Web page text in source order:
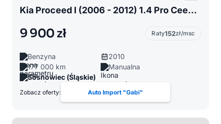
Kia Proceed I (2006 - 2012) 1.4 Pro Ceed Coupe 2010
9 900 zł Raty152zł/msc
Benzyna
2010
177 000 km
Manualna
Sosnowiec (Śląskie)
Zobacz oferty: Auto Import "Gabi"